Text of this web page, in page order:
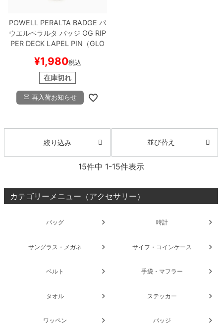
POWELL PERALTA BADGE パ
ウエルペラルタ バッジ OG RIP
PER DECK LAPEL PIN（GLO
ード スケボー
¥1,980税込
在庫切れ
再入荷お知らせ
絞り込み 並び替え
15件中 1-15件表示
カテゴリーメニュー（アクセサリー）
バッグ 時計
サングラス・メガネ サイフ・コインケース
ベルト 手袋・マフラー
タオル ステッカー
ワッペン バッジ